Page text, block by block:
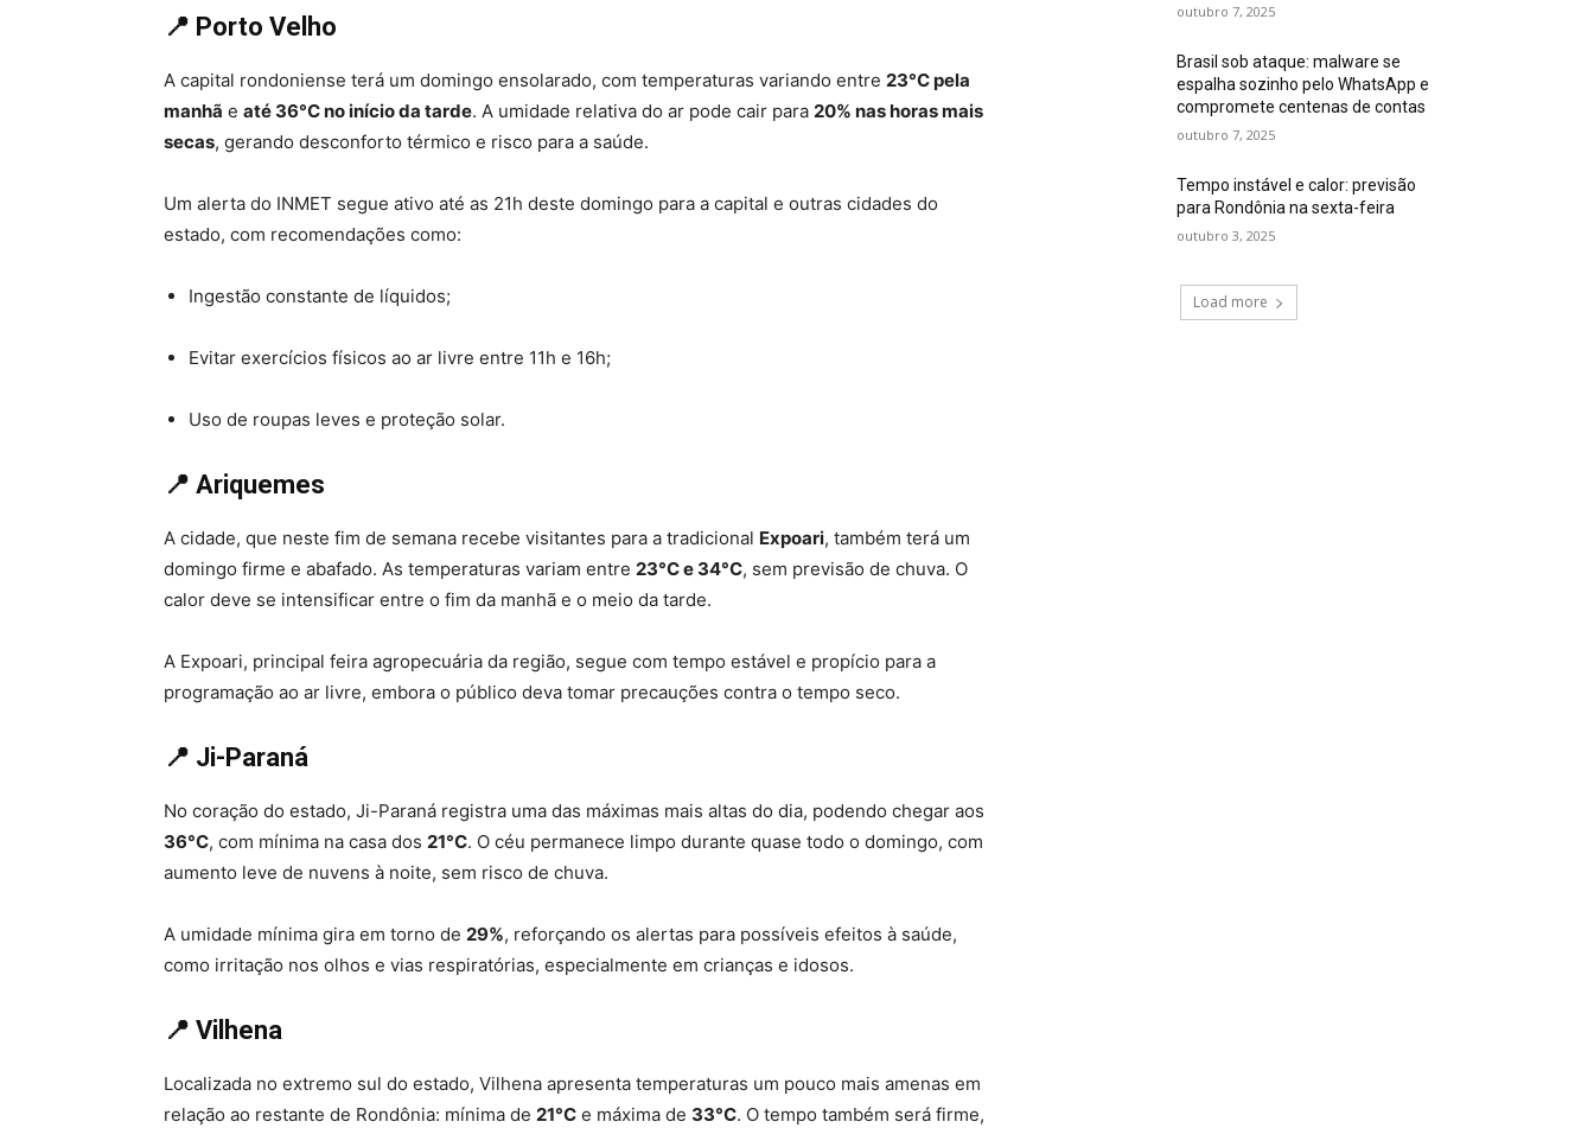
📍 Porto Velho
A capital rondoniense terá um domingo ensolarado, com temperaturas variando entre 23°C pela
manhã e até 36°C no início da tarde. A umidade relativa do ar pode cair para 20% nas horas mais
secas, gerando desconforto térmico e risco para a saúde.
Um alerta do INMET segue ativo até as 21h deste domingo para a capital e outras cidades do
estado, com recomendações como:
Ingestão constante de líquidos;
Evitar exercícios físicos ao ar livre entre 11h e 16h;
Uso de roupas leves e proteção solar.
📍 Ariquemes
A cidade, que neste fim de semana recebe visitantes para a tradicional Expoari, também terá um
domingo firme e abafado. As temperaturas variam entre 23°C e 34°C, sem previsão de chuva. O
calor deve se intensificar entre o fim da manhã e o meio da tarde.
A Expoari, principal feira agropecuária da região, segue com tempo estável e propício para a
programação ao ar livre, embora o público deva tomar precauções contra o tempo seco.
📍 Ji-Paraná
No coração do estado, Ji-Paraná registra uma das máximas mais altas do dia, podendo chegar aos
36°C, com mínima na casa dos 21°C. O céu permanece limpo durante quase todo o domingo, com
aumento leve de nuvens à noite, sem risco de chuva.
A umidade mínima gira em torno de 29%, reforçando os alertas para possíveis efeitos à saúde,
como irritação nos olhos e vias respiratórias, especialmente em crianças e idosos.
📍 Vilhena
Localizada no extremo sul do estado, Vilhena apresenta temperaturas um pouco mais amenas em
relação ao restante de Rondônia: mínima de 21°C e máxima de 33°C. O tempo também será firme,
outubro 7, 2025
Brasil sob ataque: malware se
espalha sozinho pelo WhatsApp e
compromete centenas de contas
outubro 7, 2025
Tempo instável e calor: previsão
para Rondônia na sexta-feira
outubro 3, 2025
Load more